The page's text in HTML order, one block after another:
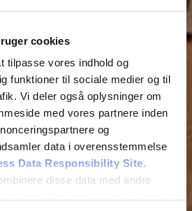
cookies
tilpasse vores indhold og
funktioner til sociale medier og til
Vi deler også oplysninger om
med vores partnere inden
og
data i overensstemmelse
Data Responsibility Site.
disse data med andre